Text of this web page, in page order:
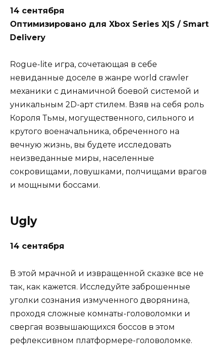
14 сентября
Оптимизировано для Xbox Series X|S / Smart
Delivery
Rogue-lite игра, сочетающая в себе
невиданные доселе в жанре world crawler
механики с динамичной боевой системой и
уникальным 2D-арт стилем. Взяв на себя роль
Короля Тьмы, могущественного, сильного и
крутого военачальника, обреченного на
вечную жизнь, вы будете исследовать
неизведанные миры, населенные
сокровищами, ловушками, полчищами врагов
и мощными боссами.
Ugly
14 сентября
В этой мрачной и извращенной сказке все не
так, как кажется. Исследуйте заброшенные
уголки сознания измученного дворянина,
проходя сложные комнаты-головоломки и
свергая возвышающихся боссов в этом
рефлексивном платформере-головоломке.